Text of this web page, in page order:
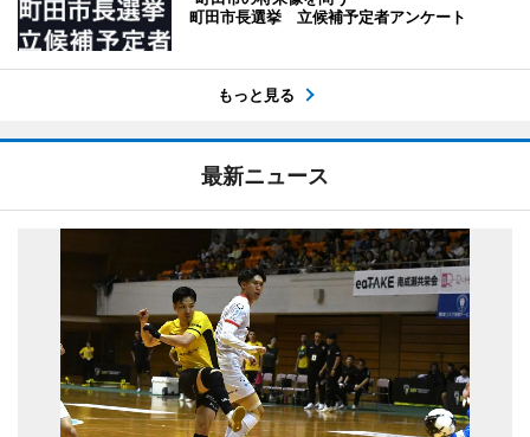
町田市長選挙 立候補予定者アンケート
もっと見る
最新ニュース